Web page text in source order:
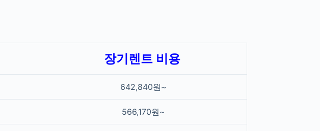
장기렌트 비용
642,840원~
566,170원~